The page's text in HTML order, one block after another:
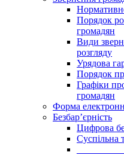
Порядок
громадян
Види
розгляду
Урядова
Порядок
Графіки
громадян
Форма
Безбар’єрність
Цифрова
Суспільна